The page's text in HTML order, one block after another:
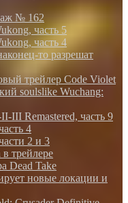
№ 162
часть 5
часть 4
то разрешат
трейлер Code Violet
soulslike Wuchang:
III Remastered, часть 9
4
2 и 3
трейлере
Dead Take
новые локации и